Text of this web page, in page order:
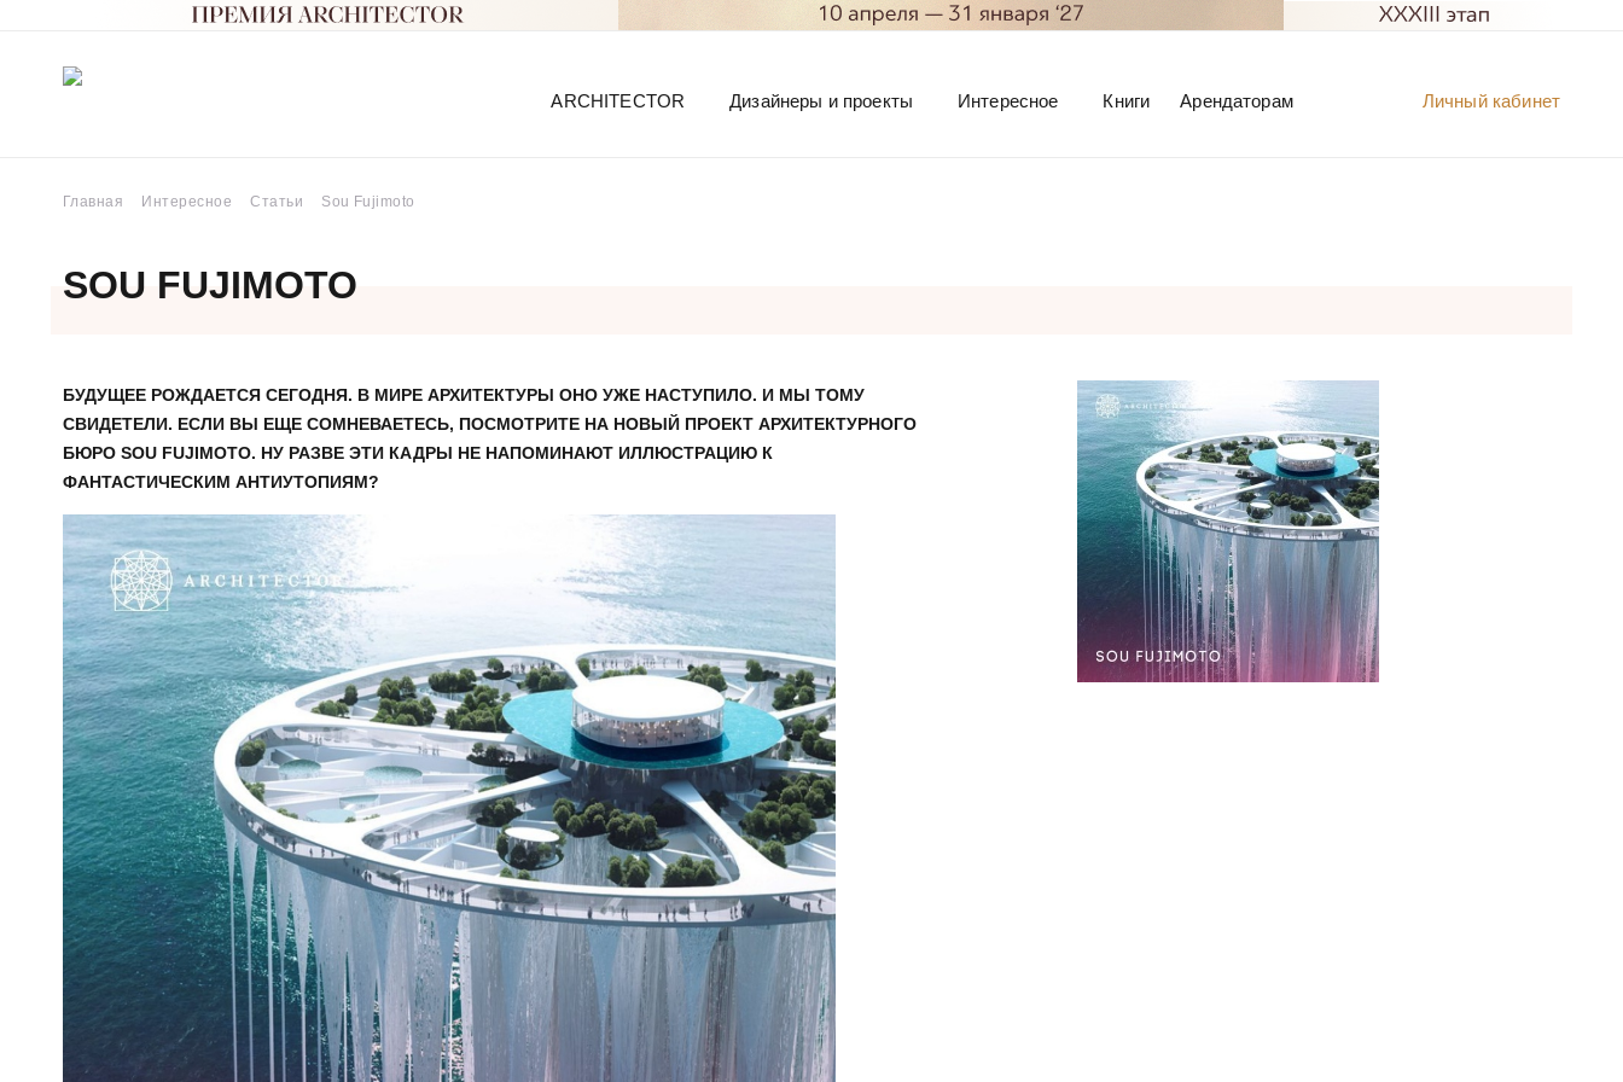
Личный кабинет
ARCHITECTOR Дизайнеры и проекты Интересное Книги Арендаторам
Главная Интересное Статьи Sou Fujimoto
SOU FUJIMOTO
БУДУЩЕЕ РОЖДАЕТСЯ СЕГОДНЯ. В МИРЕ АРХИТЕКТУРЫ ОНО УЖЕ НАСТУПИЛО. И МЫ ТОМУ
СВИДЕТЕЛИ. ЕСЛИ ВЫ ЕЩЕ СОМНЕВАЕТЕСЬ, ПОСМОТРИТЕ НА НОВЫЙ ПРОЕКТ АРХИТЕКТУРНОГО
БЮРО SOU FUJIMOTO. НУ РАЗВЕ ЭТИ КАДРЫ НЕ НАПОМИНАЮТ ИЛЛЮСТРАЦИЮ К
ФАНТАСТИЧЕСКИМ АНТИУТОПИЯМ?